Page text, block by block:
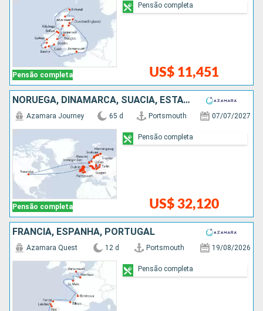
Pensão completa US$ 11,451
Pensão completa
NORUEGA, DINAMARCA, SUÃCIA, ESTÃNIA, LETÔNIA, POLÓNIA, IRLANDA
Pensão completa
Azamara Journey 65 d Portsmouth 07/07/2027
US$ 32,120
Pensão completa
FRANCIA, ESPANHA, PORTUGAL
Azamara Quest 12 d Portsmouth 19/08/2026
Pensão completa